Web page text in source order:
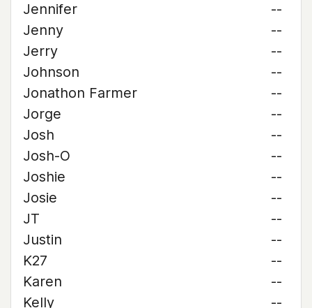
Jennifer
--
Jenny
--
Jerry
--
Johnson
--
Jonathon Farmer
--
Jorge
--
Josh
--
Josh-O
--
Joshie
--
Josie
--
JT
--
Justin
--
K27
--
Karen
--
Kelly
--